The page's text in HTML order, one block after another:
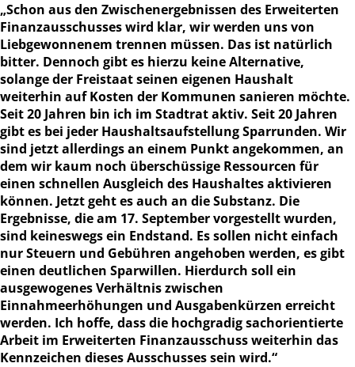
„Schon aus den Zwischenergebnissen des Erweiterten
Finanzausschusses wird klar, wir werden uns von
Liebgewonnenem trennen müssen. Das ist natürlich
bitter. Dennoch gibt es hierzu keine Alternative,
solange der Freistaat seinen eigenen Haushalt
weiterhin auf Kosten der Kommunen sanieren möchte.
Seit 20 Jahren bin ich im Stadtrat aktiv. Seit 20 Jahren
gibt es bei jeder Haushaltsaufstellung Sparrunden. Wir
sind jetzt allerdings an einem Punkt angekommen, an
dem wir kaum noch überschüssige Ressourcen für
einen schnellen Ausgleich des Haushaltes aktivieren
können. Jetzt geht es auch an die Substanz. Die
Ergebnisse, die am 17. September vorgestellt wurden,
sind keineswegs ein Endstand. Es sollen nicht einfach
nur Steuern und Gebühren angehoben werden, es gibt
einen deutlichen Sparwillen. Hierdurch soll ein
ausgewogenes Verhältnis zwischen
Einnahmeerhöhungen und Ausgabenkürzen erreicht
werden. Ich hoffe, dass die hochgradig sachorientierte
Arbeit im Erweiterten Finanzausschuss weiterhin das
Kennzeichen dieses Ausschusses sein wird.“